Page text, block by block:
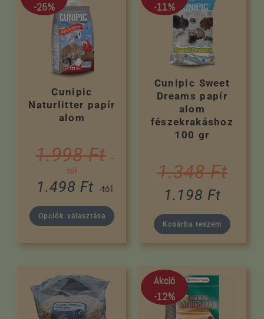
-25%
Cunipic
Naturlitter papír
alom
1.998Ft -
tól
1.498 Ft -tól
Opciók választása
-11%
Cunipic Sweet
Dreams papír
alom
fészekrakáshoz
100 gr
1.348Ft
1.198 Ft
Kosárba teszem
Akció
-12%